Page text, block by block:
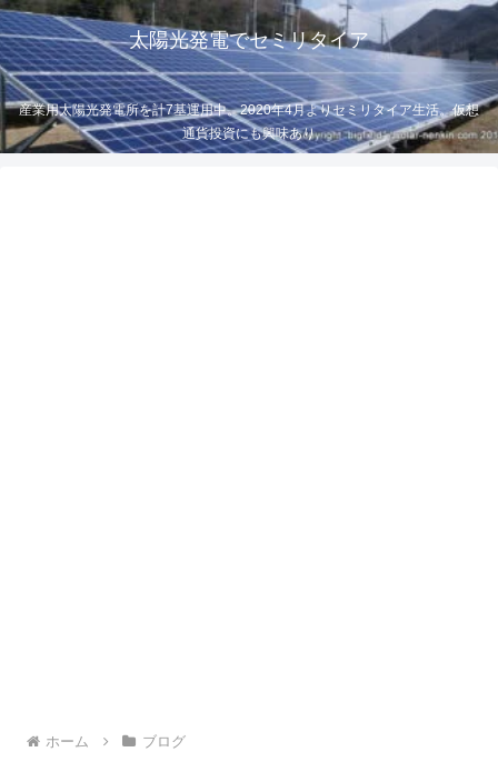
太陽光発電でセミリタイア
産業用太陽光発電所を計7基運用中。2020年4月よりセミリタイア生活。仮想
通貨投資にも興味あり
ホーム ブログ